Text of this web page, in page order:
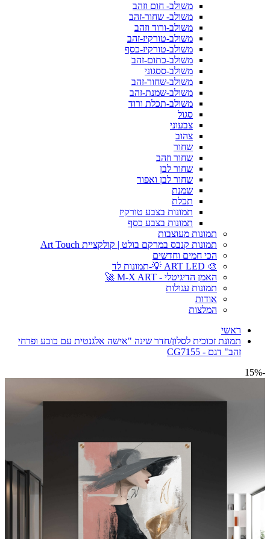
משולב- חום וזהב
משולב- שחור-זהב
משולב-ורוד וזהב
משולב-טורקיז-זהב
משולב-טורקיז-כסף
משולב-כתום-זהב
משולב-ססגוני
משולב-שחור-זהב
משולב-שמנת-זהב
משולב-תכלת ורוד
סגול
צבעוני
צהוב
שחור
שחור וזהב
שחור לבן
שחור לבן ואפור
שמנת
תכלת
תמונות בצבע טורקיז
תמונות בצבע כסף
תמונות מעוצבות
תמונות קנבס במרקם בולט | קולקציית Art Touch
הכי חמים וחדשים
🎨 ART LED 💡-תמונות לד
האמן הדיגיטלי - M-X ART 🚀
תמונות עגולות
אודות
המלצות
ראשי
תמונת זכוכית לסלון/חדר שינה "אישה אלגנטית עם כובע ופרחי
זהב" דגם - CG7155
-15%